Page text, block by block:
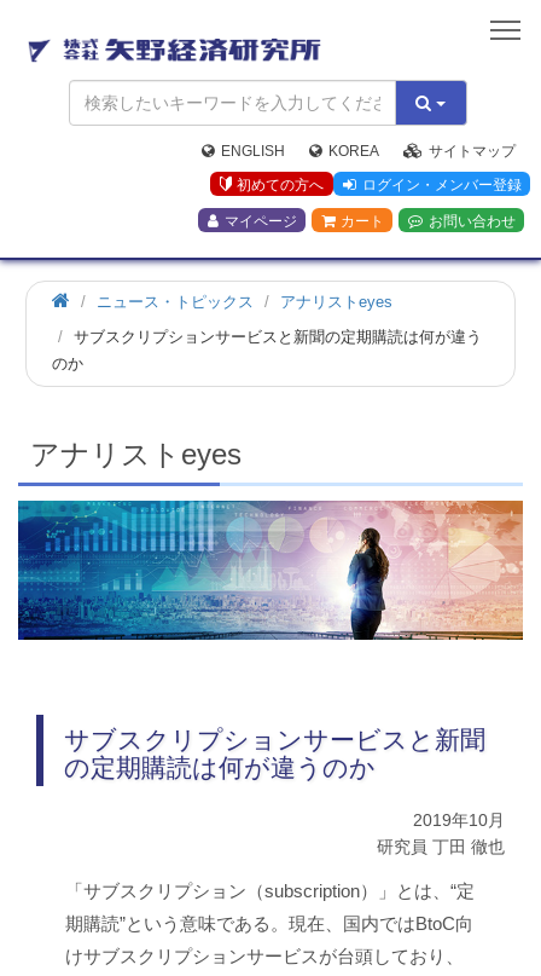
矢
野
経
済
研
究
所
ENGLISH KOREA
サイトマップ
初めての方へ
ログイン・メンバー登録
マイページ カート お問い合わせ
ホ
ー
ニュース・トピックス
アナリストeyes
サブスクリプションサービスと新聞の定期購読は何が違う
のか
アナリストeyes
サブスクリプションサービスと新聞
の定期購読は何が違うのか
2019年10月
研究員 丁田 徹也
「サブスクリプション（subscription）」とは、“定
期購読”という意味である。現在、国内ではBtoC向
けサブスクリプションサービスが台頭しており、